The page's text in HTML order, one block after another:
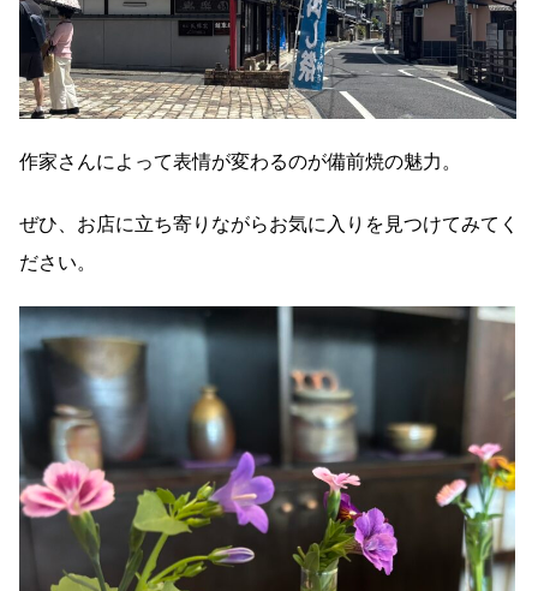
作家さんによって表情が変わるのが備前焼の魅力。
ぜひ、お店に立ち寄りながらお気に入りを見つけてみてく
ださい。